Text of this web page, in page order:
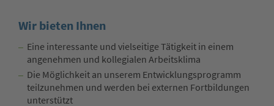
Wir bieten Ihnen
Eine interessante und vielseitige Tätigkeit in einem
angenehmen und kollegialen Arbeitsklima
Die Möglichkeit an unserem Entwicklungsprogramm
teilzunehmen und werden bei externen Fortbildungen
unterstützt